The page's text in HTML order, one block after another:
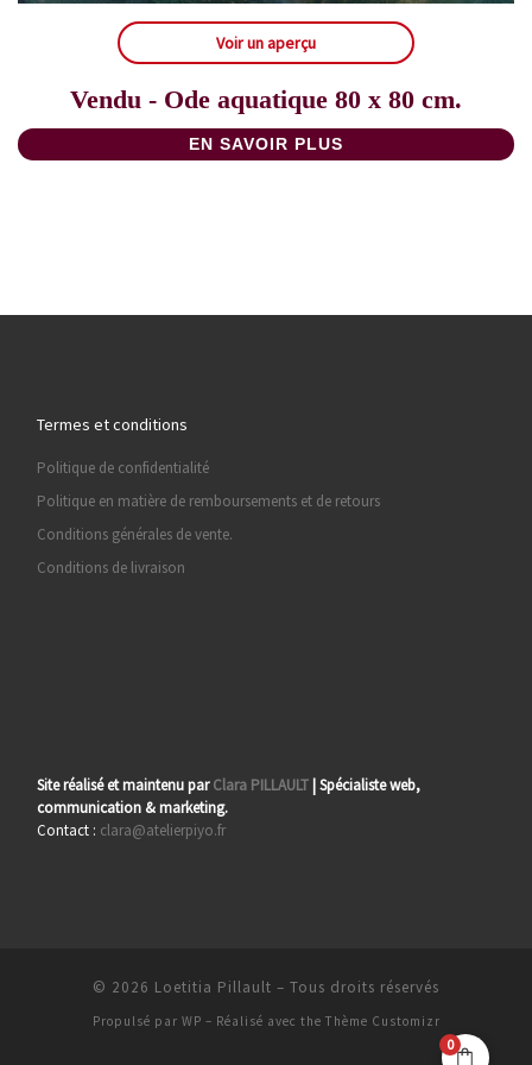
Voir un aperçu
Vendu - Ode aquatique 80 x 80 cm.
EN SAVOIR PLUS
Termes et conditions
Politique de confidentialité
Politique en matière de remboursements et de retours
Conditions générales de vente.
Conditions de livraison
Site réalisé et maintenu parClara PILLAULT | Spécialiste web,
communication & marketing.
Contact : clara@atelierpiyo.fr
© 2026 Loetitia Pillault – Tous droits réservés
Propulsé par WP – Réalisé avec the Thème Customizr
0